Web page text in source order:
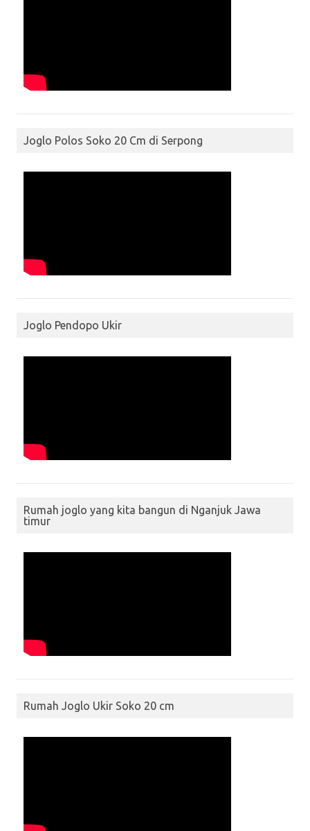
Joglo Polos Soko 20 Cm di Serpong
Joglo Pendopo Ukir
Rumah joglo yang kita bangun di Nganjuk Jawa
timur
Rumah Joglo Ukir Soko 20 cm